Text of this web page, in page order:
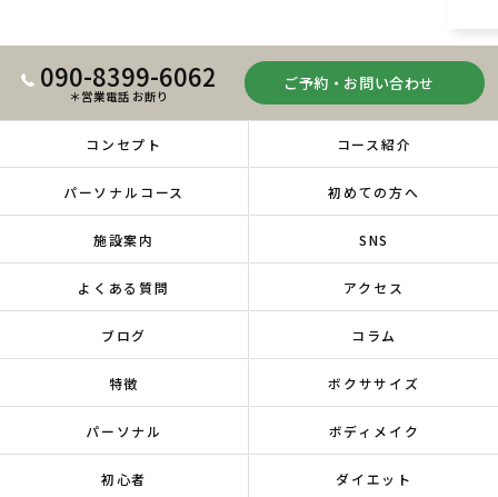
090-8399-6062
＊営業電話 お断り
ご予約・お問い合わせ
コンセプト コース紹介
パーソナルコース 初めての方へ
施設案内 SNS
よくある質問 アクセス
ブログ コラム
特徴 ボクササイズ
パーソナル ボディメイク
初心者 ダイエット